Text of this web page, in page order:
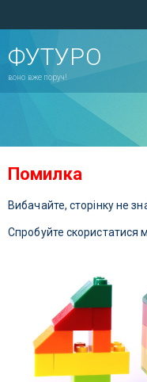
ФУТУРО
воно вже поруч!
Помилка
Вибачайте, сторінку не
Спробуйте скористатися